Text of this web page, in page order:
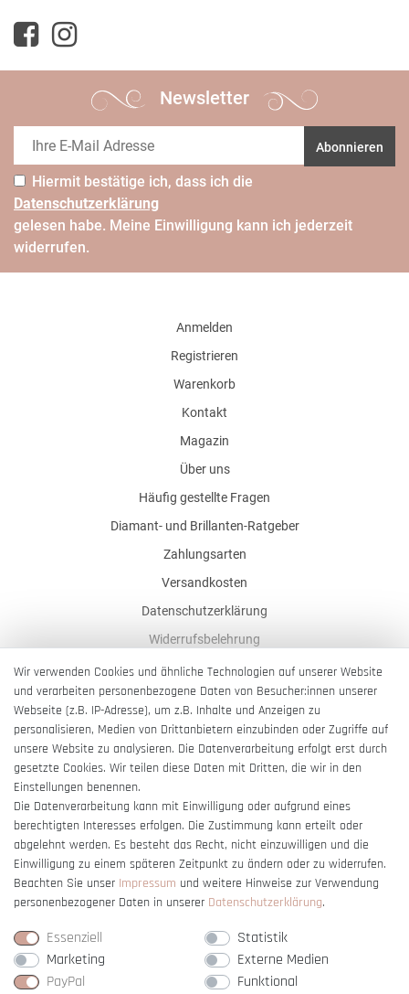
Newsletter
Abonnieren
Hiermit bestätige ich, dass ich die
Daten­schutz­erklärung
gelesen habe. Meine Einwilligung kann ich jederzeit
widerrufen.
Anmelden
Registrieren
Warenkorb
Kontakt
Magazin
Über uns
Häufig gestellte Fragen
Diamant- und Brillanten-Ratgeber
Zahlungsarten
Versandkosten
Datenschutzerklärung
Widerrufsbelehrung
AGB
Impressum
Barrierefreiheitserklärung
Vertrag widerrufen
Wir verwenden Cookies und ähnliche Technologien auf unserer Website
und verarbeiten personenbezogene Daten von Besucher:innen unserer
Webseite (z.B. IP-Adresse), um z.B. Inhalte und Anzeigen zu
personalisieren, Medien von Drittanbietern einzubinden oder Zugriffe auf
unsere Website zu analysieren. Die Datenverarbeitung erfolgt erst durch
gesetzte Cookies. Wir teilen diese Daten mit Dritten, die wir in den
Einstellungen benennen.
Die Datenverarbeitung kann mit Einwilligung oder aufgrund eines
berechtigten Interesses erfolgen. Die Zustimmung kann erteilt oder
abgelehnt werden. Es besteht das Recht, nicht einzuwilligen und die
Einwilligung zu einem späteren Zeitpunkt zu ändern oder zu widerrufen.
Beachten Sie unser Impressum und weitere Hinweise zur Verwendung
personenbezogener Daten in unserer Daten­schutz­erklärung.
Essenziell
Statistik
Marketing
Externe Medien
PayPal
Funktional